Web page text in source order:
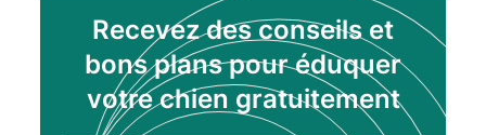
Recevez des conseils et
bons plans pour éduquer
votre chien gratuitement